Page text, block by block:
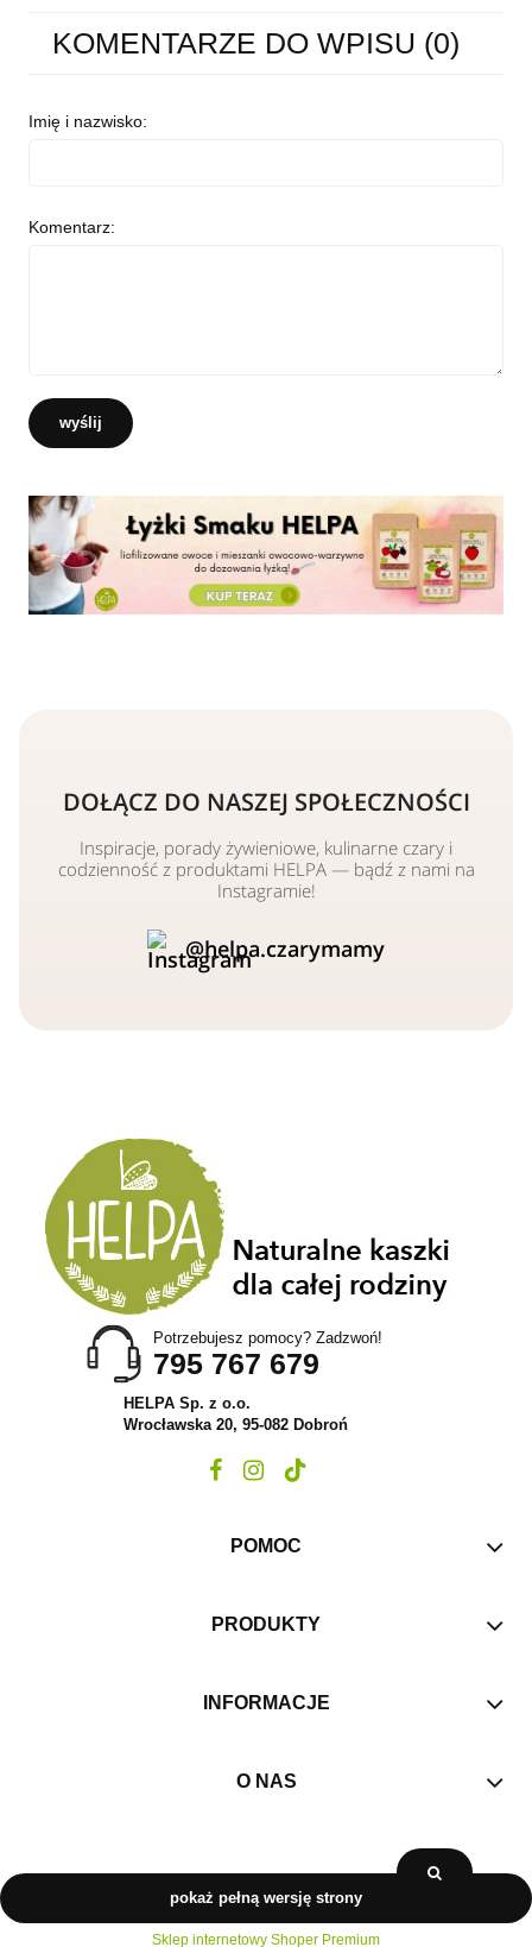
KOMENTARZE DO WPISU (0)
Imię i nazwisko:
Komentarz:
wyślij
DOŁĄCZ DO NASZEJ SPOŁECZNOŚCI
Inspiracje, porady żywieniowe, kulinarne czary i
codzienność z produktami HELPA — bądź z nami na
Instagramie!
@helpa.czarymamy
Potrzebujesz pomocy? Zadzwoń!
795 767 679
HELPA Sp. z o.o.
Wrocławska 20, 95-082 Dobroń
POMOC
PRODUKTY
INFORMACJE
O NAS
pokaż pełną wersję strony
Sklep internetowy Shoper Premium